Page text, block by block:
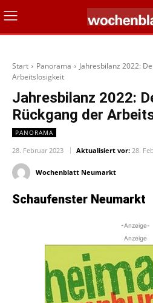
Start Panorama
Jahresbilanz 2022:
Arbeitslosigkeit
Jahresbilanz 2022:
Rückgang der
PANORAMA
28. Februar 2023 Aktualisiert vor: 28.
Wochenblatt Neumarkt
Schaufenster Neumarkt
-Anzeige-
Anzeige